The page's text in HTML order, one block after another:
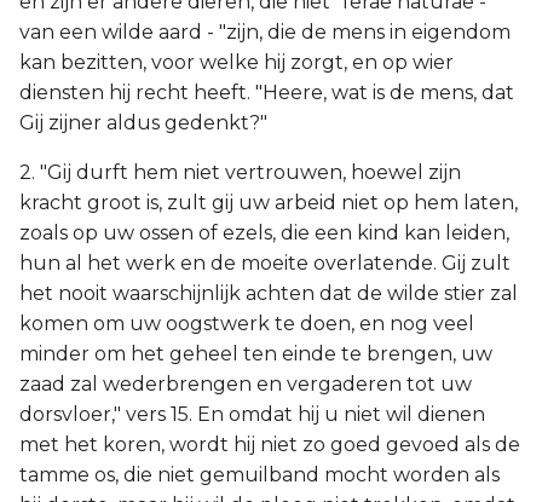
van een wilde aard - "zijn, die de mens in eigendom
kan bezitten, voor welke hij zorgt, en op wier
diensten hij recht heeft. "Heere, wat is de mens, dat
Gij zijner aldus gedenkt?"
2. "Gij durft hem niet vertrouwen, hoewel zijn
kracht groot is, zult gij uw arbeid niet op hem laten,
zoals op uw ossen of ezels, die een kind kan leiden,
hun al het werk en de moeite overlatende. Gij zult
het nooit waarschijnlijk achten dat de wilde stier zal
komen om uw oogstwerk te doen, en nog veel
minder om het geheel ten einde te brengen, uw
zaad zal wederbrengen en vergaderen tot uw
dorsvloer," vers 15. En omdat hij u niet wil dienen
met het koren, wordt hij niet zo goed gevoed als de
tamme os, die niet gemuilband mocht worden als